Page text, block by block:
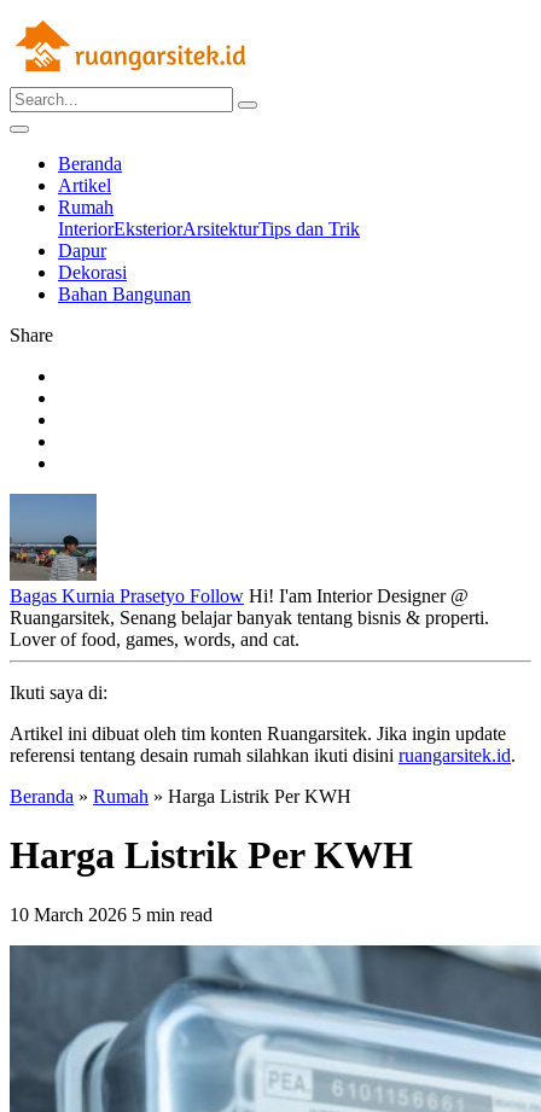
Beranda
Artikel
Rumah
InteriorEksteriorArsitekturTips dan Trik
Dapur
Dekorasi
Bahan Bangunan
Share
Bagas Kurnia Prasetyo Follow Hi! I'am Interior Designer @
Ruangarsitek, Senang belajar banyak tentang bisnis & properti.
Lover of food, games, words, and cat.
Ikuti saya di:
Artikel ini dibuat oleh tim konten Ruangarsitek. Jika ingin update
referensi tentang desain rumah silahkan ikuti disini ruangarsitek.id.
Beranda » Rumah » Harga Listrik Per KWH
Harga Listrik Per KWH
10 March 2026 5 min read